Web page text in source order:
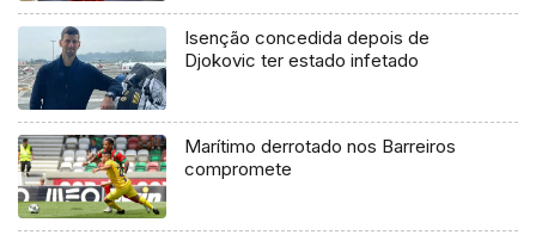
Isenção concedida depois de
Djokovic ter estado infetado
Marítimo derrotado nos Barreiros
compromete